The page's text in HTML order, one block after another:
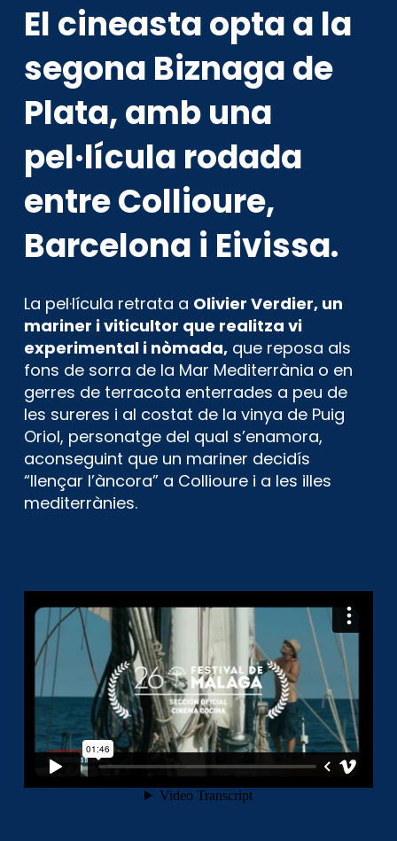
El cineasta opta a la
segona Biznaga de
Plata, amb una
pel·lícula rodada
entre Collioure,
Barcelona i Eivissa.
La pel·lícula retrata a Olivier Verdier, un
mariner i viticultor que realitza vi
experimental i nòmada, que reposa als
fons de sorra de la Mar Mediterrània o en
gerres de terracota enterrades a peu de
les sureres i al costat de la vinya de Puig
Oriol, personatge del qual s’enamora,
aconseguint que un mariner decidís
“llençar l’àncora” a Collioure i a les illes
mediterrànies.